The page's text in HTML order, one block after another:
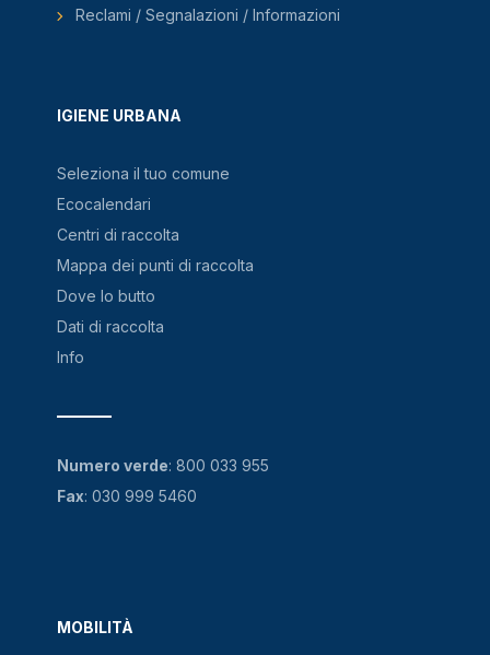
IGIENE URBANA
Seleziona il tuo comune
Ecocalendari
Centri di raccolta
Mappa dei punti di raccolta
Dove lo butto
Dati di raccolta
Info
MOBILITÀ
Reclami / Segnalazioni / Informazioni
Numero verde: 800 033 955
Fax: 030 999 5460